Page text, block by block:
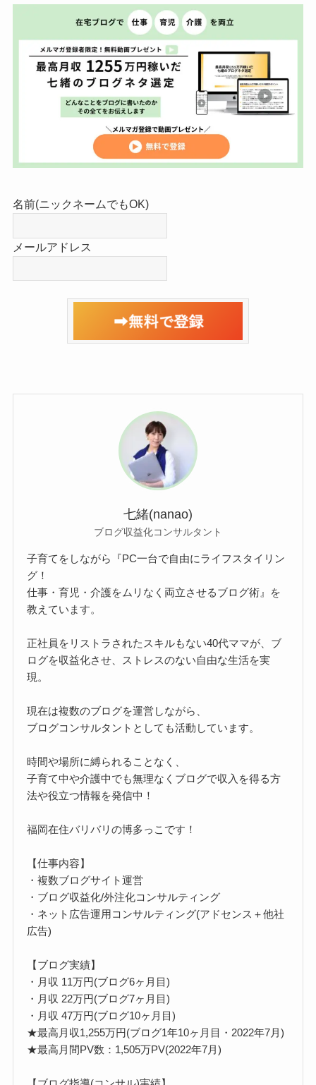
名前(ニックネームでもOK)
メールアドレス
七緒(nanao)
ブログ収益化コンサルタント
子育てをしながら『PC一台で自由にライフスタイリン
グ！
仕事・育児・介護をムリなく両立させるブログ術』を
教えています。
正社員をリストラされたスキルもない40代ママが、ブ
ログを収益化させ、ストレスのない自由な生活を実
現。
現在は複数のブログを運営しながら、
ブログコンサルタントとしても活動しています。
時間や場所に縛られることなく、
子育て中や介護中でも無理なくブログで収入を得る方
法や役立つ情報を発信中！
福岡在住バリバリの博多っこです！
【仕事内容】
・複数ブログサイト運営
・ブログ収益化/外注化コンサルティング
・ネット広告運用コンサルティング(アドセンス＋他社
広告)
【ブログ実績】
・月収 11万円(ブログ6ヶ月目)
・月収 22万円(ブログ7ヶ月目)
・月収 47万円(ブログ10ヶ月目)
★最高月収1,255万円(ブログ1年10ヶ月目・2022年7月)
★最高月間PV数：1,505万PV(2022年7月)